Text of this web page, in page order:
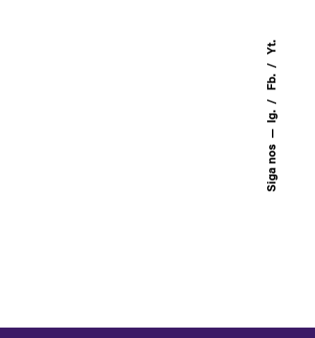
Siga nos
Ig.
Fb.
Yt.